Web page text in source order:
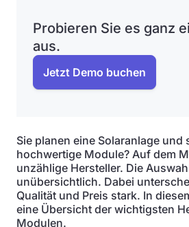
Probieren Sie es ganz
aus.
Jetzt Demo buchen
Sie planen eine Solaranlage und
hochwertige Module? Auf dem
unzählige Hersteller. Die
unübersichtlich. Dabei
Qualität und Preis stark. In
eine Übersicht der wichtigsten
Modulen.